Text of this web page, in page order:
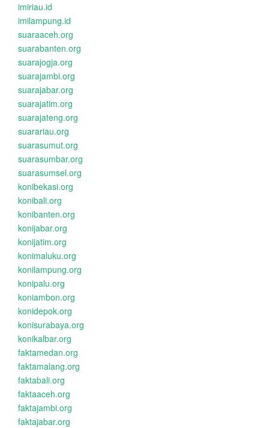
imiriau.id
imilampung.id
suaraaceh.org
suarabanten.org
suarajogja.org
suarajambi.org
suarajabar.org
suarajatim.org
suarajateng.org
suarariau.org
suarasumut.org
suarasumbar.org
suarasumsel.org
konibekasi.org
konibali.org
konibanten.org
konijabar.org
konijatim.org
konimaluku.org
konilampung.org
konipalu.org
koniambon.org
konidepok.org
konisurabaya.org
konikalbar.org
faktamedan.org
faktamalang.org
faktabali.org
faktaaceh.org
faktajambi.org
faktajabar.org